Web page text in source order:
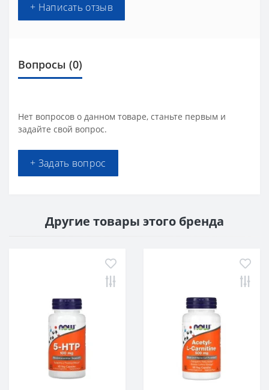
+ Написать отзыв
Вопросы (0)
Нет вопросов о данном товаре, станьте первым и
задайте свой вопрос.
+ Задать вопрос
Другие товары этого бренда